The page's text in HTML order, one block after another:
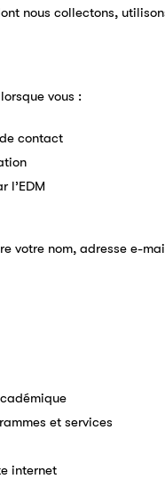
nous collectons,
vous :
contact
l’EDM
votre nom, adresse e-
et services
internet